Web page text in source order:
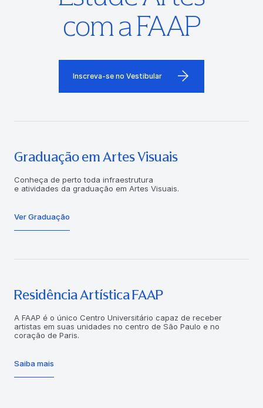
com a FAAP
Inscreva-se no Vestibular
Graduação em Artes Visuais
Conheça de perto toda infraestrutura
e atividades da graduação em Artes Visuais.
Ver Graduação
Residência Artística FAAP
A FAAP é o único Centro Universitário capaz de receber
artistas em suas unidades no centro de São Paulo e no
coração de Paris.
Saiba mais